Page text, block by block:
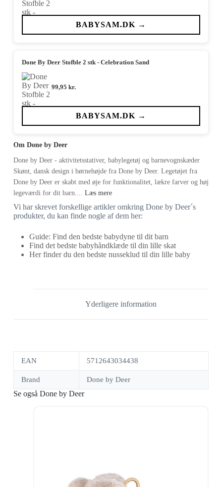
BABYSAM.DK →
Done By Deer Stofble 2 stk - Celebration Sand
99,95 kr.
BABYSAM.DK →
Om Done by Deer
Done by Deer - aktivitetsstativer, babylegetøj og barnevognskæder
Skønt, dansk design i børnehøjde fra Done by Deer. Legetøjet fra
Done by Deer er skabt med øje for funktionalitet, lækre farver og høj
legeværdi for dit barn.... Læs mere
Vi har skrevet forskellige artikler omkring Done by Deer´s
produkter, du kan finde nogle af dem her:
Guide: Find den bedste babydyne til dit barn
Find det bedste babyhåndklæde til din lille skat
Her finder du den bedste nusseklud til din lille baby
Yderligere information
EAN 5712643034438
Brand Done by Deer
Se også Done by Deer